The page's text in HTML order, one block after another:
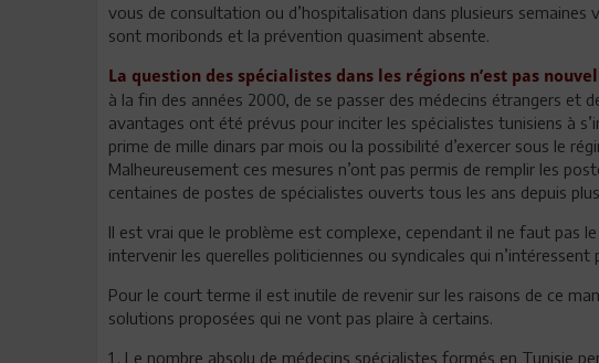
vous de consultation ou d’hospitalisation dans plusieurs semaines
sont moribonds et la prévention quasiment absente.
La question des spécialistes dans les régions n’est pas
à la fin des années 2000, de se passer des médecins étrangers et
avantages ont été prévus pour inciter les spécialistes tunisiens à
prime de mille dinars par mois ou la possibilité d’exercer sous le
Malheureusement ces mesures n’ont pas permis de remplir les
centaines de postes de spécialistes ouverts tous les ans depuis
Il est vrai que le problème est complexe, cependant il ne faut pas
intervenir les querelles politiciennes ou syndicales qui n’intéressent
Pour le court terme il est inutile de revenir sur les raisons de ce
solutions proposées qui ne vont pas plaire à certains.
Le nombre absolu de médecins spécialistes formés en Tunisie